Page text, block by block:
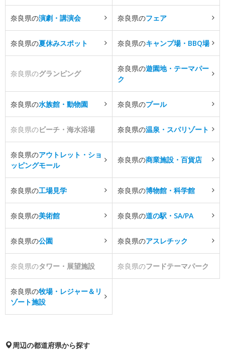
奈良県の演劇・講演会 奈良県のフェア
奈良県の夏休みスポット 奈良県のキャンプ場・BBQ場
奈良県のグランピング
奈良県の遊園地・テーマパー
ク
奈良県の水族館・動物園 奈良県のプール
奈良県のビーチ・海水浴場 奈良県の温泉・スパリゾート
奈良県のアウトレット・ショ
ッピングモール
奈良県の商業施設・百貨店
奈良県の工場見学 奈良県の博物館・科学館
奈良県の美術館 奈良県の道の駅・SA/PA
奈良県の公園 奈良県のアスレチック
奈良県のタワー・展望施設 奈良県のフードテーマパーク
奈良県の牧場・レジャー＆リ
ゾート施設
周辺の都道府県から探す